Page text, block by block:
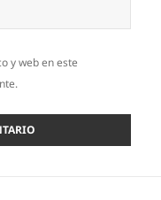
y web en este